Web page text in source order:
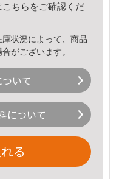
こちら をご確認くだ
状況によって、商品
がございます。
いて
について
る